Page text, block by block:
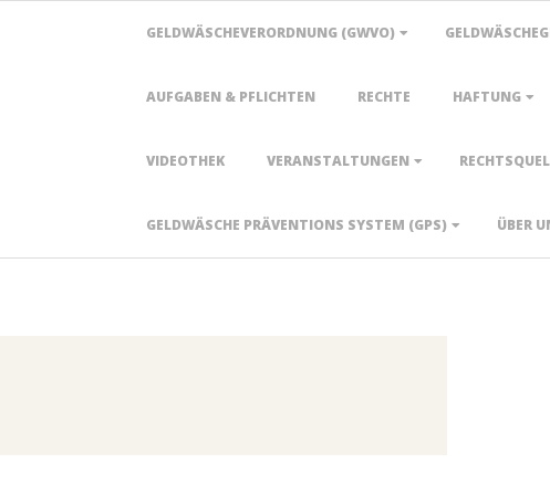
GELDWÄSCHEVERORDNUNG (GWVO)
AUFGABEN & PFLICHTEN RECHTE HAFTUNG
VIDEOTHEK VERANSTALTUNGEN
GELDWÄSCHE PRÄVENTIONS SYSTEM (GPS) ÜBER